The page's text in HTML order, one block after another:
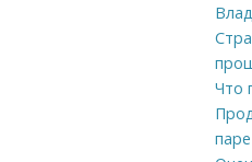
Что
паре